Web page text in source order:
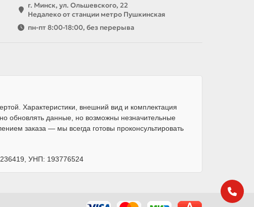
г. Минск, ул. Ольшевского, 22
Недалеко от станции метро Пушкинская
пн-пт 8:00-18:00, без перерыва
Характеристики, внешний вид и комплектация
обновлять данные, но возможны незначительные
заказа — мы всегда готовы проконсультировать
УНП: 193776524